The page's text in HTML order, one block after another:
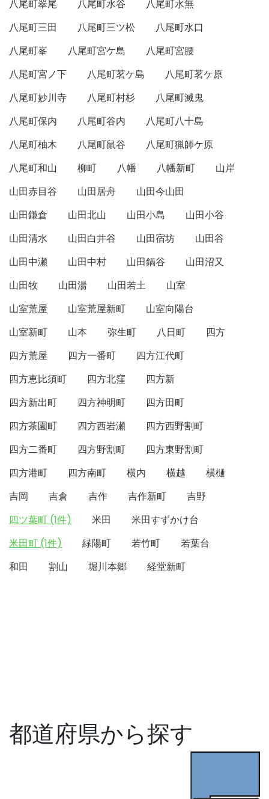
八尾町翠尾
八尾町水谷
八尾町水無
八尾町三田
八尾町三ツ松
八尾町水口
八尾町峯
八尾町宮ケ島
八尾町宮腰
八尾町宮ノ下
八尾町茗ケ島
八尾町茗ケ原
八尾町妙川寺
八尾町村杉
八尾町滅鬼
八尾町保内
八尾町谷内
八尾町八十島
八尾町柚木
八尾町鼠谷
八尾町猟師ケ原
八尾町和山
柳町 八幡 八幡新町
山岸
山田赤目谷
山田居舟
山田今山田
山田鎌倉
山田北山 山田小島
山田小谷
山田清水
山田白井谷 山田宿坊
山田谷
山田中瀬
山田中村 山田鍋谷
山田沼又
山田牧
山田湯 山田若土
山室
山室荒屋
山室荒屋新町
山室向陽台
山室新町
山本 弥生町 八日町
四方
四方荒屋
四方一番町
四方江代町
四方恵比須町
四方北窪
四方新
四方新出町
四方神明町
四方田町
四方茶園町
四方西岩瀬
四方西野割町
四方二番町
四方野割町
四方東野割町
四方港町
四方南町 横内 横越
横樋
吉岡
吉倉 吉作 吉作新町
吉野
四ツ葉町 (1件)
米田
米田すずかけ台
米田町 (1件)
緑陽町 若竹町
若葉台
和田
割山 堀川本郷 経堂新町
都道府県から探す